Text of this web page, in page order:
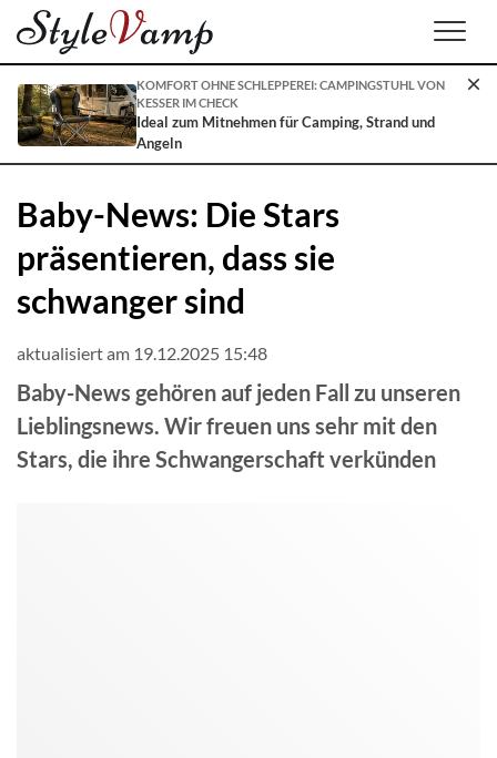
KOMFORT OHNE SCHLEPPEREI: CAMPINGSTUHL VON
KESSER IM CHECK
Ideal zum Mitnehmen für Camping, Strand und
Angeln
Baby-News: Die Stars
präsentieren, dass sie
schwanger sind
aktualisiert am 19.12.2025 15:48
Baby-News gehören auf jeden Fall zu unseren
Lieblingsnews. Wir freuen uns sehr mit den
Stars, die ihre Schwangerschaft verkünden